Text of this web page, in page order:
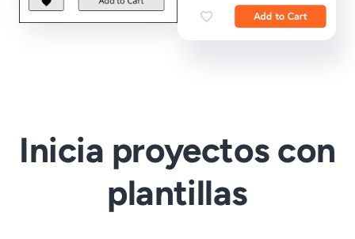
Inicia proyectos con
plantillas